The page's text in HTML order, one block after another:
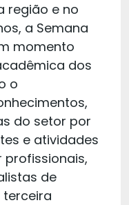
região e no
a Semana
momento
dos
o
do setor por
e atividades
de
terceira